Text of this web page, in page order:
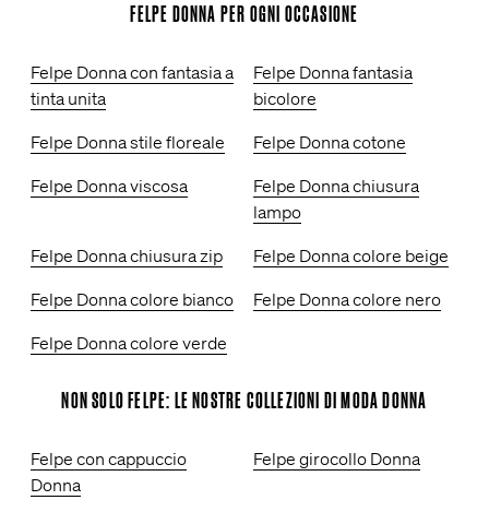
FELPE DONNA PER OGNI OCCASIONE
Felpe Donna con fantasia a
tinta unita
Felpe Donna fantasia
bicolore
Felpe Donna stile floreale
Felpe Donna cotone
Felpe Donna viscosa
Felpe Donna chiusura
lampo
Felpe Donna chiusura zip
Felpe Donna colore beige
Felpe Donna colore bianco
Felpe Donna colore nero
Felpe Donna colore verde
NON SOLO FELPE: LE NOSTRE COLLEZIONI DI MODA DONNA
Felpe con cappuccio
Donna
Felpe girocollo Donna